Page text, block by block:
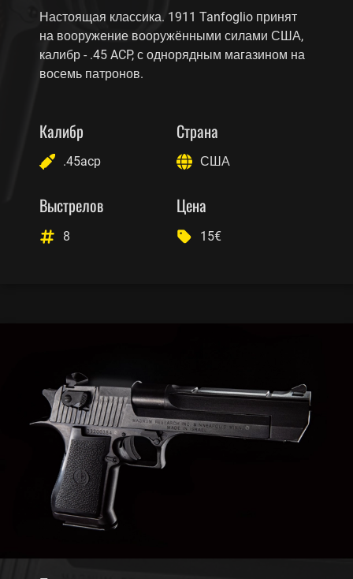
Настоящая классика. 1911 Tanfoglio принят
на вооружение вооружёнными силами США,
калибр - .45 ACP, с однорядным магазином на
восемь патронов.
Калибр
.45acp
Страна
США
Выстрелов
8
Цена
15€